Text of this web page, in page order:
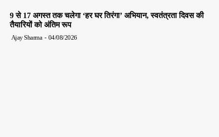
9 से 17 अगस्त तक चलेगा ‘हर घर तिरंगा’ अभियान, स्वतंत्रता दिवस की
तैयारियों को अंतिम रूप
Ajay Sharma - 04/08/2026